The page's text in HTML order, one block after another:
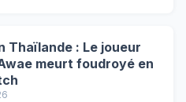
Thaïlande : Le joueur
meurt foudroyé en